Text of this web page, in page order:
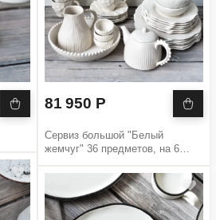
81 950 Р
Сервиз большой "Белый
жемчуг" 36 предметов, на 6